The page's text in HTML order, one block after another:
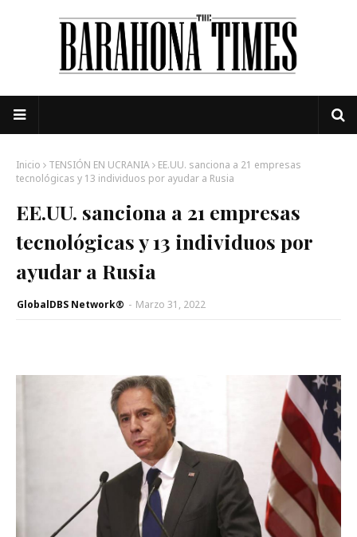
Inicio TENSIÓN EN UCRANIA
EE.UU. sanciona a 21 empresas
tecnológicas y 13 individuos por ayudar a Rusia
EE.UU. sanciona a 21 empresas
tecnológicas y 13 individuos por
ayudar a Rusia
GlobalDBS Network® - Marzo 31, 2022